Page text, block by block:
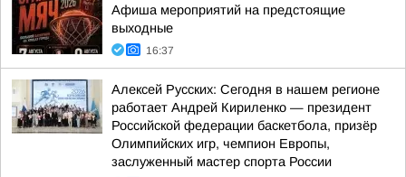
Афиша мероприятий на предстоящие
выходные
16:37
Алексей Русских: Сегодня в нашем регионе
работает Андрей Кириленко — президент
Российской федерации баскетбола, призёр
Олимпийских игр, чемпион Европы,
заслуженный мастер спорта России